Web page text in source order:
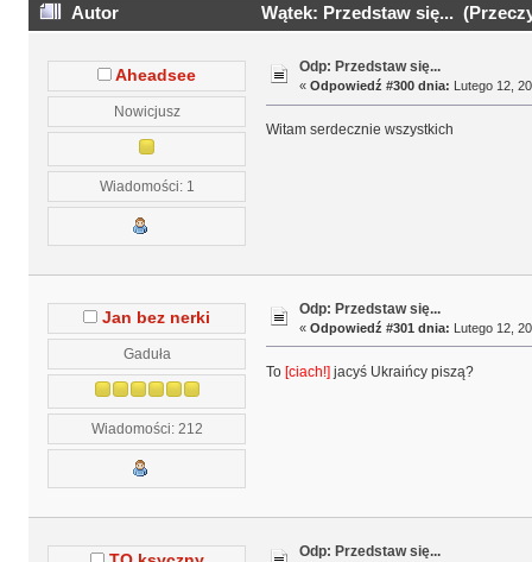
Autor Wątek: Przedstaw się...
Aheadsee
Nowicjusz
Wiadomości: 1
Odp: Przedstaw się...
« Odpowiedź #300 dnia: Lutego 12,
Witam serdecznie wszystkich
Jan bez nerki
Gaduła
Wiadomości: 212
Odp: Przedstaw się...
« Odpowiedź #301 dnia: Lutego 12,
To [ciach!] jacyś Ukraińcy piszą?
Odp: Przedstaw się...